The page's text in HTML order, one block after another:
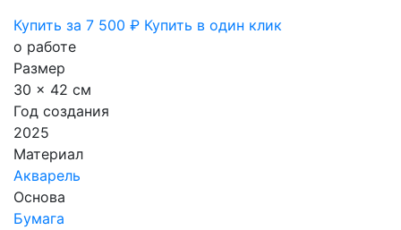
Купить за 7 500 ₽ Купить в один клик
о работе
Размер
30 x 42 см
Год создания
2025
Материал
Акварель
Основа
Бумага